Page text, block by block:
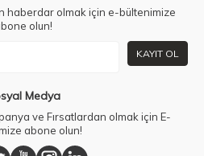
haberdar olmak için e-bültenimize
olun!
KAYIT OL
Medya
ve Fırsatlardan olmak için E-
abone olun!